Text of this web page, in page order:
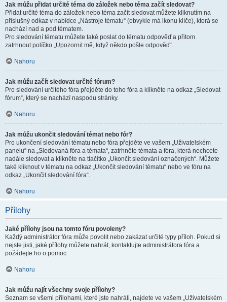
Jak můžu přidat určité téma do záložek nebo téma začít sledovat?
Přidat určité téma do záložek nebo téma začít sledovat můžete kliknutím na
příslušný odkaz v nabídce „Nástroje tématu“ (obvykle má ikonu klíče), která se
nachází nad a pod tématem.
Pro sledování tématu můžete také poslat do tématu odpověď a přitom
zatrhnout políčko „Upozornit mě, když někdo pošle odpověď“.
Nahoru
Jak můžu začít sledovat určité fórum?
Pro sledování určitého fóra přejděte do toho fóra a klikněte na odkaz „Sledovat
fórum“, který se nachází naspodu stránky.
Nahoru
Jak můžu ukončit sledování témat nebo fór?
Pro ukončení sledování tématu nebo fóra přejděte ve vašem „Uživatelském
panelu“ na „Sledovaná fóra a témata“, zatrhněte témata a fóra, která nechcete
nadále sledovat a klikněte na tlačítko „Ukončit sledování označených“. Můžete
také kliknout v tématu na odkaz „Ukončit sledování tématu“ nebo ve fóru na
odkaz „Ukončit sledování fóra“.
Nahoru
Přílohy
Jaké přílohy jsou na tomto fóru povoleny?
Každý administrátor fóra může povolit nebo zakázat určité typy příloh. Pokud si
nejste jisti, jaké přílohy můžete nahrát, kontaktujte administrátora fóra a
požádejte ho o pomoc.
Nahoru
Jak můžu najít všechny svoje přílohy?
Seznam se všemi přílohami, které jste nahráli, najdete ve vašem „Uživatelském